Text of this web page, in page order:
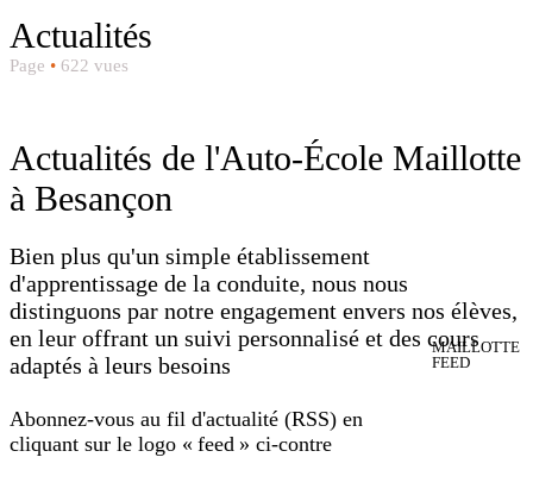
Actualités
Page • 622 vues
Actualités de l'Auto-École Maillotte
à Besançon
Bien plus qu'un simple établissement
d'apprentissage de la conduite, nous nous
distinguons par notre engagement envers nos élèves,
en leur offrant un suivi personnalisé et des cours
adaptés à leurs besoins
Abonnez-vous au fil d'actualité (RSS) en
cliquant sur le logo « feed » ci-contre
MAILLOTTE
FEED